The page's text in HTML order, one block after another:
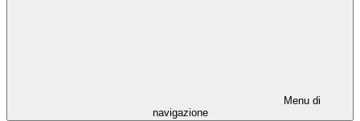
Menu di
navigazione